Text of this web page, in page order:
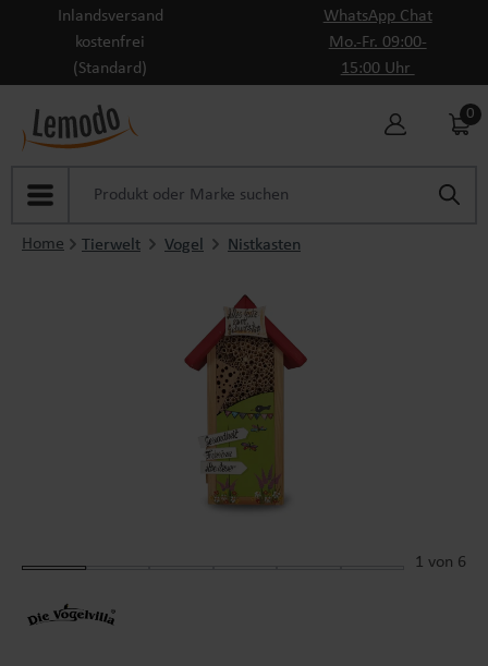
Zum Hauptinhalt springen
Inlandsversand
kostenfrei
(Standard)
WhatsApp Chat
Mo.-Fr. 09:00-
15:00 Uhr
0
Home Tierwelt Vogel Nistkasten
1 von 6